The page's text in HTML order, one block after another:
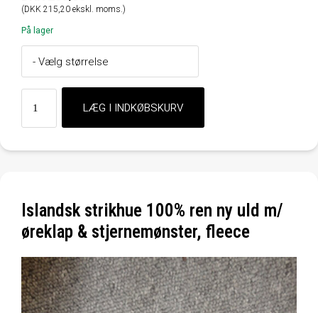
(DKK 215,20 ekskl. moms.)
På lager
Islandsk strikhue 100% ren ny uld m/
øreklap & stjernemønster, fleece